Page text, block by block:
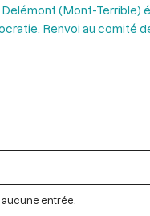
(Mont-Terrible)
Renvoi au comité
entrée.